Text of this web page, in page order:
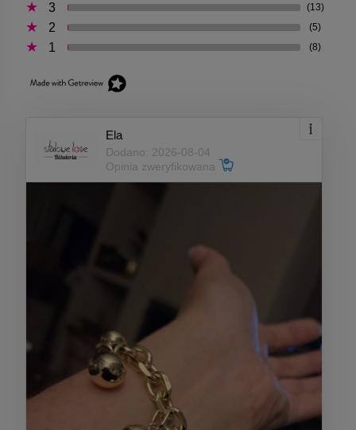
3 (13)
2 (5)
1 (8)
Ela
Dodano: 2026-08-04
Opinia zweryfikowana